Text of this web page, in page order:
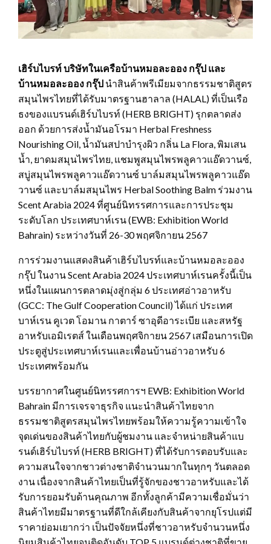
เฮิร์บไบรท์ บริษัทในเครือบ้านหมอละออง กรุ๊ป และ
บ้านหมอละออง กรุ๊ป นำสินค้าพรีเมียมจากธรรมชาติสูตร
สมุนไพรไทยที่ได้รับมาตรฐานฮาลาล (HALAL) ที่เป็นเรือ
ธงของแบรนด์เฮิร์บไบรท์ (HERB BRIGHT) รุกตลาดส่ง
ออก ด้วยการส่งน้ำมันอโรมา Herbal Freshness
Nourishing Oil, น้ำมันสปาบำรุงผิว กลิ่น La Flora, พิมเสน
น้ำ, ยาดมสมุนไพรไทย, แชมพูสมุนไพรพลูคาวแอ๊ดวานซ์,
สบู่สมุนไพรพลูคาวแอ๊ดวานซ์ บาล์มสมุนไพรพลูคาวแอ๊ด
วานซ์ และบาล์มสมุนไพร Herbal Soothing Balm ร่วมงาน
Scent Arabia 2024 ที่ศูนย์นิทรรศการและการประชุม
ระดับโลก ประเทศบาห์เรน (EWB: Exhibition World
Bahrain) ระหว่างวันที่ 26-30 พฤศจิกายน 2567
การร่วมงานแสดงสินค้าเฮิร์บไบรท์และบ้านหมอละออง
กรุ๊ป ในงาน Scent Arabia 2024 ประเทศบาห์เรนครั้งนี้เป็น
หนึ่งในแผนการตลาดมุ่งสู่กลุ่ม 6 ประเทศอ่าวอาหรับ
(GCC: The Gulf Cooperation Council) ได้แก่ ประเทศ
บาห์เรน คูเวต โอมาน กาตาร์ ซาอุดีอาระเบีย และสหรัฐ
อาหรับเอมิเรตส์ ในเดือนพฤศจิกายน 2567 เสมือนการเปิด
ประตูสู่ประเทศบาห์เรนและเพื่อนบ้านอ่าวอาหรับ 6
ประเทศพร้อมกัน
บรรยากาศในศูนย์นิทรรศการฯ EWB: Exhibition World
Bahrain มีการเจรจาธุรกิจ แนะนำสินค้าไทยจาก
ธรรมชาติสูตรสมุนไพรไทยพร้อมให้ความรู้ความเข้าใจ
จุดเด่นของสินค้าไทยกับผู้ชมงาน และจำหน่ายสินค้าแบ
รนด์เฮิร์บไบรท์ (HERB BRIGHT) ที่ได้รับการตอบรับและ
ความสนใจจากชาวต่างชาติจำนวนมากในทุกๆ วันตลอด
งาน เนื่องจากสินค้าไทยเป็นที่รู้จักของชาวอาหรับและได้
รับการยอมรับด้านคุณภาพ อีกทั้งลูกค้ามีความเชื่อมั่นว่า
สินค้าไทยมีมาตรฐานที่ดีใกล้เคียงกับสินค้าจากยุโรปแต่มี
ราคาย่อมเยากว่า เป็นปัจจัยหนึ่งที่ชาวอาหรับจำนวนหนึ่ง